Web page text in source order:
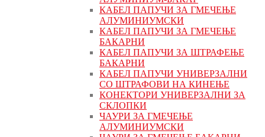
КАБЕЛ ПАПУЧИ ЗА ГМЕЧЕЊЕ
АЛУМИНИУМСКИ
КАБЕЛ ПАПУЧИ ЗА ГМЕЧЕЊЕ
БАКАРНИ
КАБЕЛ ПАПУЧИ ЗА ШТРАФЕЊЕ
БАКАРНИ
КАБЕЛ ПАПУЧИ УНИВЕРЗАЛНИ
СО ШТРАФОВИ НА КИНЕЊЕ
КОНЕКТОРИ УНИВЕРЗАЛНИ ЗА
СКЛОПКИ
ЧАУРИ ЗА ГМЕЧЕЊЕ
АЛУМИНИУМСКИ